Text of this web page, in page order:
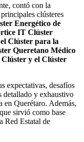
contó con la
clústeres
Energético de
IT Clúster
Clúster para la
Queretano Médico
y el Clúster
expectativas, desafíos
detallado y exhaustivo
en Querétaro. Además,
sirvió como base
Red Estatal de